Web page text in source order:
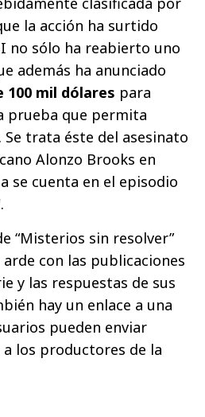
la acción ha surtido
no sólo ha reabierto uno
además ha anunciado
100 mil dólares para
prueba que permita
trata éste del asesinato
Alonzo Brooks en
se cuenta en el episodio
“Misterios sin resolver”
con las publicaciones
y las respuestas de sus
hay un enlace a una
pueden enviar
los productores de la